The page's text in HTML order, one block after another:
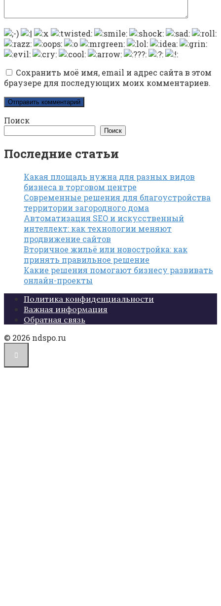
Сохранить моё имя, email и адрес сайта в этом
браузере для последующих моих комментариев.
Поиск
Поиск
Последние статьи
Какая площадь нужна для разных видов
бизнеса в торговом центре
Современные решения для благоустройства
территории загородного дома
Автоматизация SEO и искусственный
интеллект: как технологии меняют
продвижение сайтов
Вторичное жильё или новостройка: как
принять правильное решение
Какие решения помогают бизнесу развивать
онлайн-проекты
Политика конфиденциальности
Важная информация
Обратная связь
© 2026 ndspo.ru